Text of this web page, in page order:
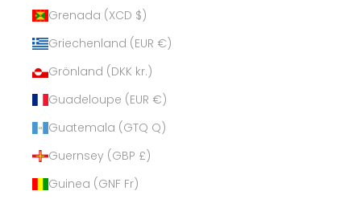
Grenada (XCD $)
Griechenland (EUR €)
Grönland (DKK kr.)
Guadeloupe (EUR €)
Guatemala (GTQ Q)
Guernsey (GBP £)
Guinea (GNF Fr)